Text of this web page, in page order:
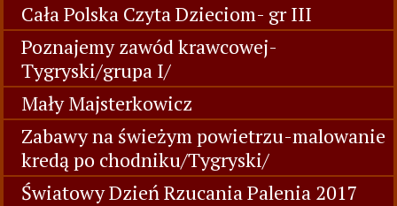
Cała Polska Czyta Dzieciom- gr III
Poznajemy zawód krawcowej-
Tygryski/grupa I/
Mały Majsterkowicz
Zabawy na świeżym powietrzu-malowanie
kredą po chodniku/Tygryski/
Światowy Dzień Rzucania Palenia 2017